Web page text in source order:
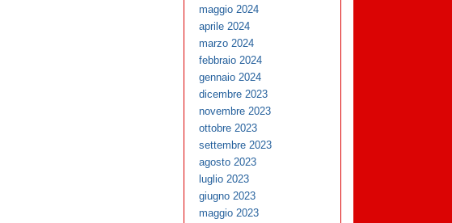
maggio 2024
aprile 2024
marzo 2024
febbraio 2024
gennaio 2024
dicembre 2023
novembre 2023
ottobre 2023
settembre 2023
agosto 2023
luglio 2023
giugno 2023
maggio 2023